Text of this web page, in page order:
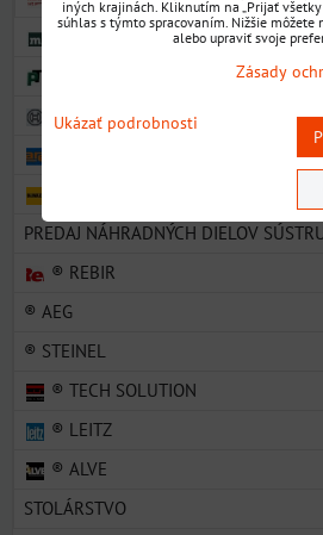
® METABO
® BOSCH
PREDAJ NÁHRADNÝCH DIELOV
® REBIR
® AEG
® STEINEL
® TECH SOLUTION
® LEITZ
® ALVE
STOLÁRSTVO
iných krajinách. Kliknutím na „Prijať
súhlas s týmto spracovaním. Nižšie môžete
alebo upraviť svoje
Zásady
Ukázať podrobnosti